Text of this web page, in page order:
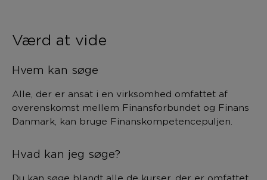
Værd at vide
Hvem kan søge
Alle, der er ansat i en virksomhed omfattet af
overenskomst mellem Finansforbundet og Finans
Danmark, kan bruge Finanskompetencepuljen.
Hvad kan jeg søge?